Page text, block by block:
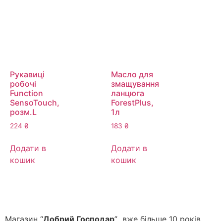
Рукавиці
робочі
Function
SensoTouch,
розм.L
224 ₴
Додати в
кошик
Масло для
змащування
ланцюга
ForestPlus,
1л
183 ₴
Додати в
кошик
Магазин “Добрий Господар” вже більше 10 років